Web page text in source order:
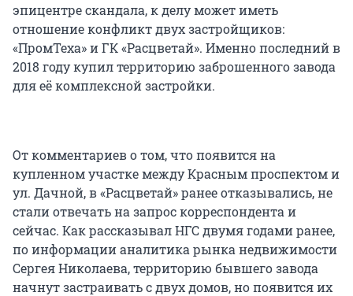
эпицентре скандала, к делу может иметь
отношение конфликт двух застройщиков:
«ПромТеха» и ГК «Расцветай». Именно последний в
2018 году купил территорию заброшенного завода
для её комплексной застройки.
От комментариев о том, что появится на
купленном участке между Красным проспектом и
ул. Дачной, в «Расцветай» ранее отказывались, не
стали отвечать на запрос корреспондента и
сейчас. Как рассказывал НГС двумя годами ранее,
по информации аналитика рынка недвижимости
Сергея Николаева, территорию бывшего завода
начнут застраивать с двух домов, но появится их